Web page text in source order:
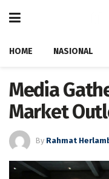
HOME NASIONAL
Media
Market
By Rahmat